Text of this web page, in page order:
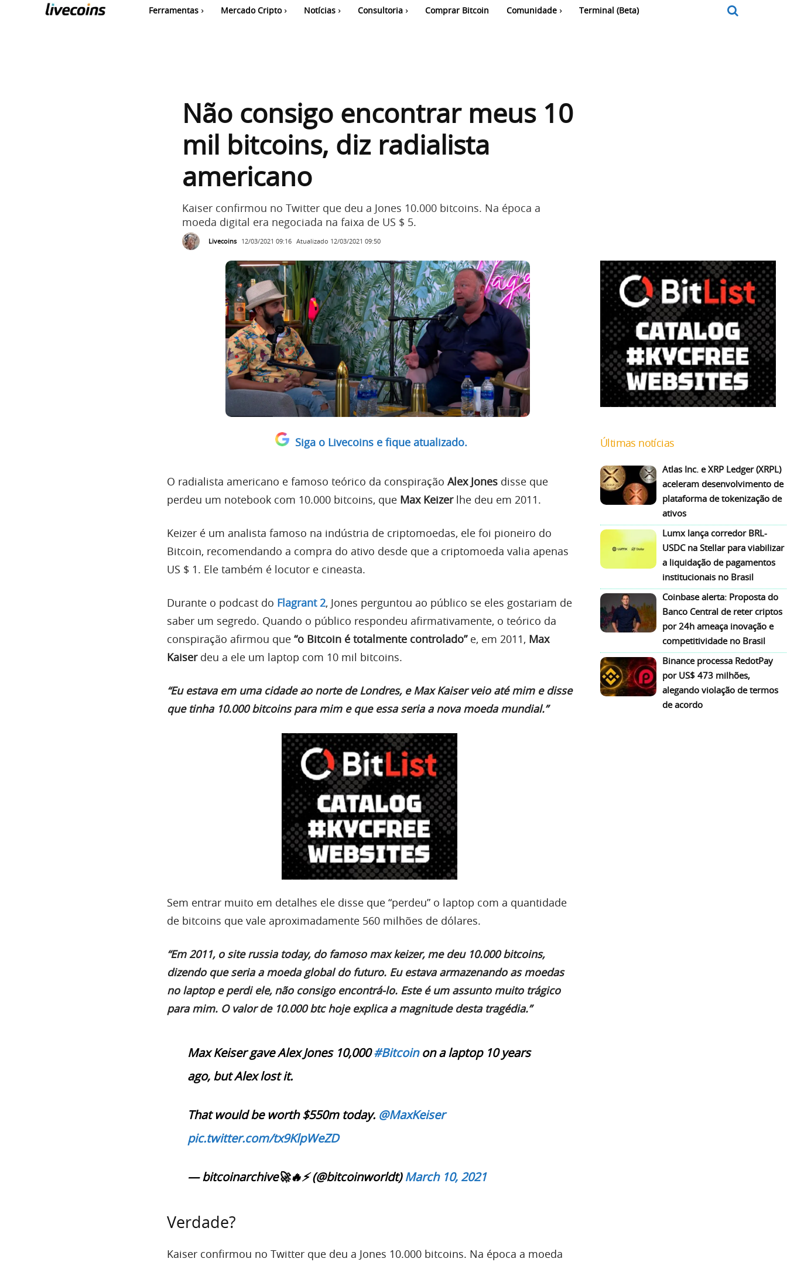
Ferramentas Mercado Cripto Notícias Consultoria Comprar Bitcoin Comunidade Terminal (Beta)
Não consigo encontrar meus 10
mil bitcoins, diz radialista
americano
Kaiser confirmou no Twitter que deu a Jones 10.000 bitcoins. Na época a
moeda digital era negociada na faixa de US $ 5.
Livecoins 12/03/2021 09:16 Atualizado 12/03/2021 09:50
Siga o Livecoins e fique atualizado.
O radialista americano e famoso teórico da conspiração Alex Jones disse que
perdeu um notebook com 10.000 bitcoins, que Max Keizerlhe deu em 2011.
Keizer é um analista famoso na indústria de criptomoedas, ele foi pioneiro do
Bitcoin, recomendando a compra do ativo desde que a criptomoeda valia apenas
US $ 1. Ele também é locutor e cineasta.
Durante o podcast do Flagrant 2, Jones perguntou ao público se eles gostariam de
saber um segredo. Quando o público respondeu afirmativamente, o teórico da
conspiração afirmou que “o Bitcoin é totalmente controlado”e, em 2011, Max
Kaiserdeu a ele um laptop com 10 mil bitcoins.
“Eu estava em uma cidade ao norte de Londres, e Max Kaiser veio até mim e disse
que tinha 10.000 bitcoins para mim e que essa seria a nova moeda mundial.”
Sem entrar muito em detalhes ele disse que “perdeu” o laptop com a quantidade
de bitcoins que vale aproximadamente 560 milhões de dólares.
“Em 2011, o site russia today, do famoso max keizer, me deu 10.000 bitcoins,
dizendo que seria a moeda global do futuro. Eu estava armazenando as moedas
no laptop e perdi ele, não consigo encontrá-lo. Este é um assunto muito trágico
para mim. O valor de 10.000 btc hoje explica a magnitude desta tragédia.”
Max Keiser gave Alex Jones 10,000#Bitcoinon a laptop 10 years
ago, but Alex lost it.
That would be worth $550m today. @MaxKeiser
pic.twitter.com/tx9KlpWeZD
— bitcoinarchive🚀🔥⚡ (@bitcoinworldt)March 10, 2021
Verdade?
Kaiser confirmou no Twitter que deu a Jones 10.000 bitcoins. Na época a moeda
Últimas notícias
Atlas Inc. e XRP Ledger (XRPL)
aceleram desenvolvimento de
plataforma de tokenização de
ativos
Lumx lança corredor BRL-
USDC na Stellar para viabilizar
a liquidação de pagamentos
institucionais no Brasil
Coinbase alerta: Proposta do
Banco Central de reter criptos
por 24h ameaça inovação e
competitividade no Brasil
Binance processa RedotPay
por US$ 473 milhões,
alegando violação de termos
de acordo